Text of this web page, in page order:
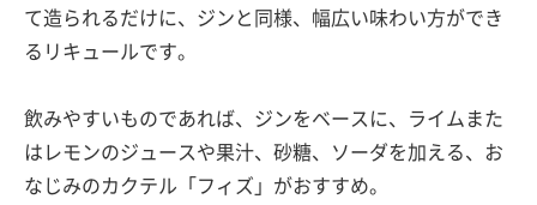
て造られるだけに、ジンと同様、幅広い味わい方ができ
るリキュールです。
飲みやすいものであれば、ジンをベースに、ライムまた
はレモンのジュースや果汁、砂糖、ソーダを加える、お
なじみのカクテル「フィズ」がおすすめ。